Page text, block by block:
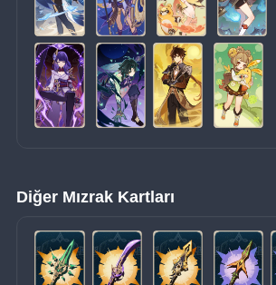
Diğer Mızrak Kartları